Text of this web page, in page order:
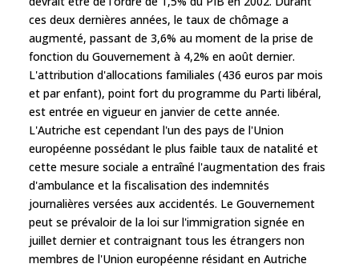
ces deux dernières années, le taux de chômage a
augmenté, passant de 3,6% au moment de la prise de
fonction du Gouvernement à 4,2% en août dernier.
L'attribution d'allocations familiales (436 euros par mois
et par enfant), point fort du programme du Parti libéral,
est entrée en vigueur en janvier de cette année.
L'Autriche est cependant l'un des pays de l'Union
européenne possédant le plus faible taux de natalité et
cette mesure sociale a entraîné l'augmentation des frais
d'ambulance et la fiscalisation des indemnités
journalières versées aux accidentés. Le Gouvernement
peut se prévaloir de la loi sur l'immigration signée en
juillet dernier et contraignant tous les étrangers non
membres de l'Union européenne résidant en Autriche